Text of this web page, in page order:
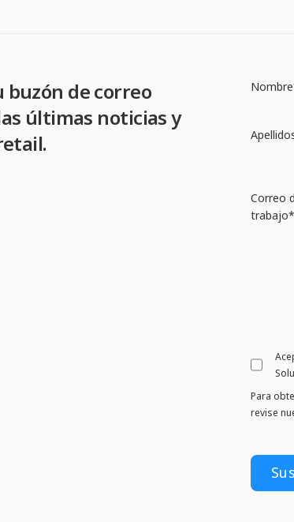
buzón de correo
últimas noticias y
Nombre
Correo
trabajo*
Para
revise